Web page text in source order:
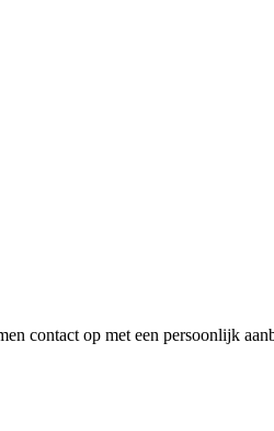
contact op met een persoonlijk